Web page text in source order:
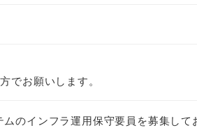
でお願いします。
のインフラ運用保守要員を募集して